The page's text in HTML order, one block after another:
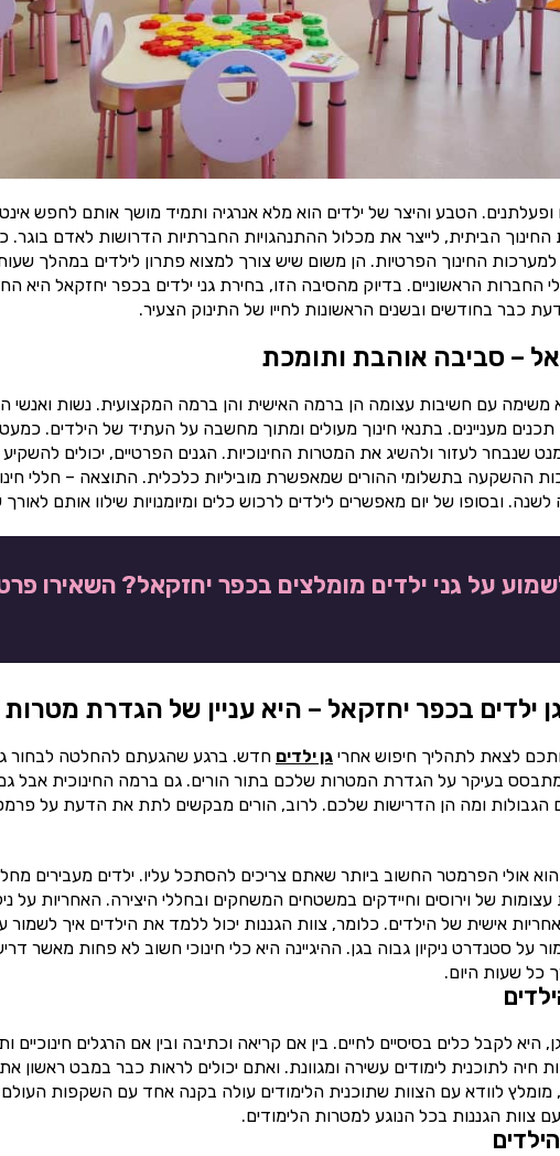
ופעלתנים. הטבע והיצר של ילדים הוא מלא אנרגיה ותמיד מושך אותם לחפש
הביתית, לייצר את מכלול ההתנהגויות החברתיות הדרושות לאדם בוגר.
למערכות החינוך הפרטיות. הן משום שיש צורך למצוא פתרון לילדים במהלך
החברות הראשוניים. בדיוק מהסיבה הזו, בחירת גני ילדים בכפר יחזקאל היא
כבר בחודשים ובשנים הראשונות לחייו של התינוק הצעיר.
– סביבה אוהבת ותומכת
משימה עם חשיבות עצומה הן ברמה האישית והן ברמה המקצועית. נשות ואנשי
תכנים מעניינים. בתנאי חינוך מעולים ומתוך מחשבה על העתיד של הילדים.
שנבחר לעזור ולהשיג את המטרות החינוכיות. הגנים הפרטיים, יכולים
ההשקעה בתשלומי ההורים שמאפשרת מוביליות כלכלית. התוצאה – חללי
ובסופו של יום מאפשרים לילדים לרכוש כלים ומיומנויות שילוו אותם
על גני ילדים מומלצים בכפר יחזקאל? השאירו
ילדים בכפר יחזקאל – היא עניין של הגדרת מטרות
לצאת לתהליך חיפוש אחרי גן ילדים חדש. ברגע שהגעתם להחלטה לבחור
בעיקר על הגדרת המטרות שלכם בתור הורים. גם ברמה החינוכית אבל
הגבולות ומה הן הדרישות שלכם. לרוב, הורים מבקשים לתת את הדעת על
הוא אולי הפרמטר החשוב ביותר שאתם צריכים להסתכל עליו. ילדים מעבירים
של וירוסים וחיידקים במשטחים המשחקים ובחללי היצירה. האחריות על
אישית של הילדים. כלומר, צוות הגננות יכול ללמד את הילדים איך לשמור
על סטנדרט ניקיון גבוה בגן. ההיגיינה היא כלי חינוכי חשוב לא פחות מאשר
כל שעות היום.
לקבל כלים בסיסיים לחיים. בין אם קריאה וכתיבה ובין אם הרגלים חינוכיים
חיה לתוכנית לימודים עשירה ומגוונת. ואתם יכולים לראות כבר במבט ראשון
מומלץ לוודא עם הצוות שתוכנית הלימודים עולה בקנה אחד עם השקפות
הגננות בכל הנוגע למטרות הלימודים.